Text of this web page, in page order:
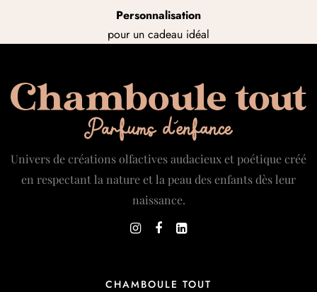
Personnalisation
pour un cadeau idéal
Univers de créations olfactives audacieux et poétique créé
en respectant la nature et la peau des enfants dès leur
naissance.
CHAMBOULE TOUT